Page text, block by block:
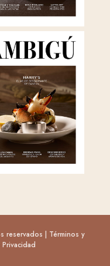
reservados | Términos y